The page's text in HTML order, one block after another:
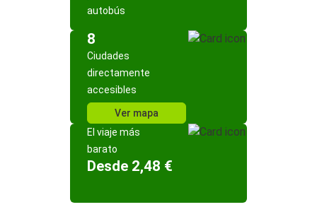
autobús
8
Ciudades
directamente
accesibles
Ver mapa
El viaje más
barato
Desde 2,48 €